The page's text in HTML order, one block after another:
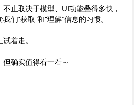
止取决于模型、UI功能叠得多快，
们“获取”和“理解”信息的习惯。
着走。
确实值得看一看～